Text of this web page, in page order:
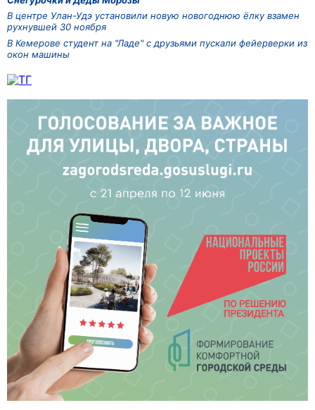
В центре Улан-Удэ установили новую новогоднюю ёлку взамен
рухнувшей 30 ноября
В Кемерове студент на "Ладе" с друзьями пускали фейерверки из
окон машины